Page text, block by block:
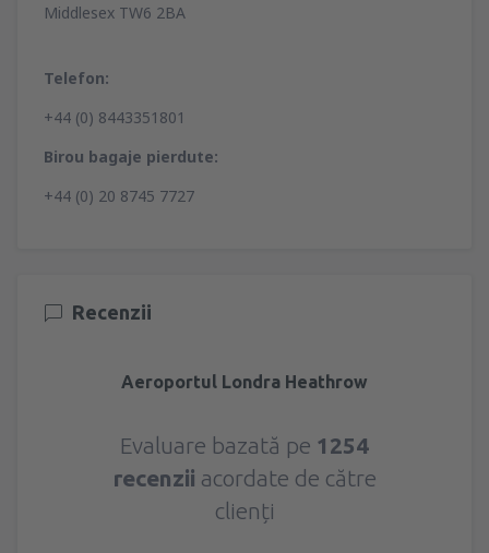
Middlesex TW6 2BA
Telefon:
+44 (0) 8443351801
Birou bagaje pierdute:
+44 (0) 20 8745 7727
Recenzii
Aeroportul Londra Heathrow
Evaluare bazată pe 1254
recenzii acordate de către
clienți